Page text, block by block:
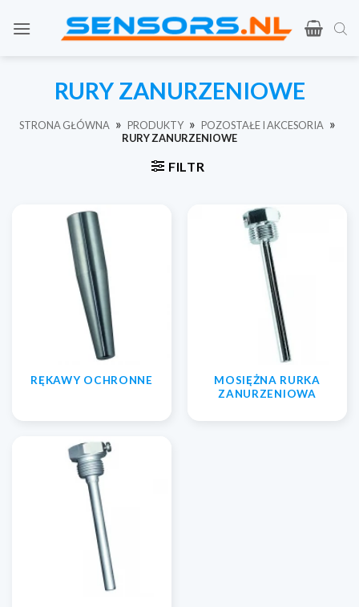
RURY ZANURZENIOWE
STRONA GŁÓWNA » PRODUKTY » POZOSTAŁE I AKCESORIA »
RURY ZANURZENIOWE
FILTR
RĘKAWY OCHRONNE
MOSIĘŻNA RURKA
ZANURZENIOWA